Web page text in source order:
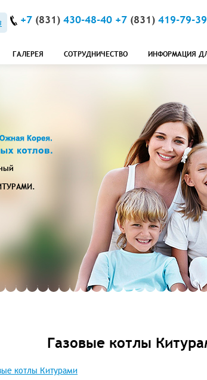
+7 (831) 430-48-40 +7 (831) 419-79-39
ГАЛЕРЕЯ СОТРУДНИЧЕСТВО ИНФОРМАЦИЯ
.
Газовые котлы
котлы Китурами